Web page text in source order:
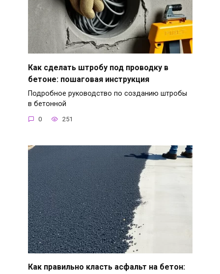
Как сделать штробу под проводку в
бетоне: пошаговая инструкция
Подробное руководство по созданию штробы
в бетонной
0 251
Как правильно класть асфальт на бетон: